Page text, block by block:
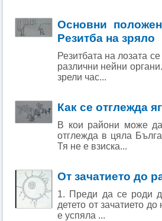
Основни
Резитба на зряло
Резитбата на лозата
различни нейни
зрели час...
Как се отглежда
В кои райони може
отглежда в цяла
Тя не е взиска...
От зачатието до
1. Преди да се роди
детето от зачатието
е успяла ...